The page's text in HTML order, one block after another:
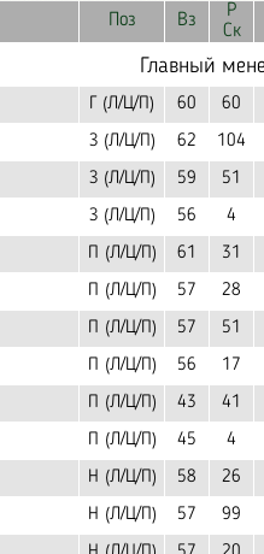
Поз Вз
Р
Ск
Главный
Г (Л/Ц/П) 60 60
З (Л/Ц/П) 62 104
З (Л/Ц/П) 59 51
З (Л/Ц/П) 56 4
П (Л/Ц/П) 61 31
П (Л/Ц/П) 57 28
П (Л/Ц/П) 57 51
П (Л/Ц/П) 56 17
П (Л/Ц/П) 43 41
П (Л/Ц/П) 45 4
Н (Л/Ц/П) 58 26
Н (Л/Ц/П) 57 99